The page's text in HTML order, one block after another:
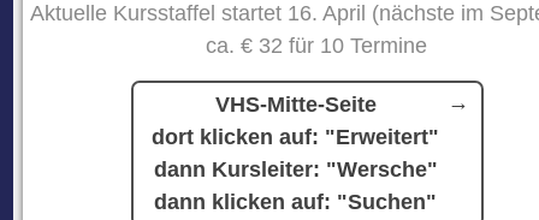
Aktuelle Kursstaffel startet 16. April (nächste im
ca. € 32 für 10 Termine
VHS-Mitte-Seite
dort klicken auf: "Erweitert"
dann Kursleiter: "Wersche"
dann klicken auf: "Suchen"